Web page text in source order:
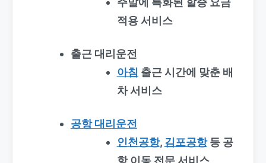
적용 서비스
출근 대리운전
아침 출근 시간에 맞춘 배
차 서비스
공항 대리운전
인천공항, 김포공항등 공
항 이동 전문 서비스